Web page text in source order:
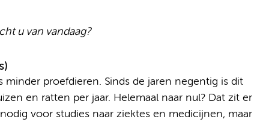
u van vandaag?
proefdieren. Sinds de jaren negentig is dit
en ratten per jaar. Helemaal naar nul? Dat zit er
voor studies naar ziektes en medicijnen, maar